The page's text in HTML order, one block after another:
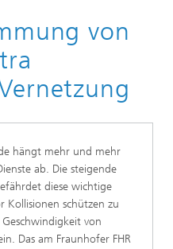
von
hängt mehr und mehr
ab. Die steigende
diese wichtige
Kollisionen schützen zu
von
Das am Fraunhofer FHR